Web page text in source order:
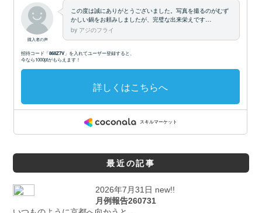
最近の記事
2026年7月31日 new!!
月例報告260731